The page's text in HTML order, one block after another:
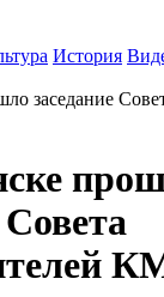
История
Совета